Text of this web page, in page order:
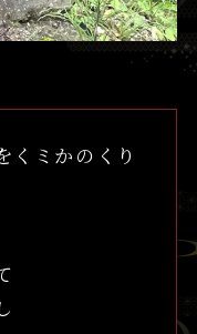
くミかのくり